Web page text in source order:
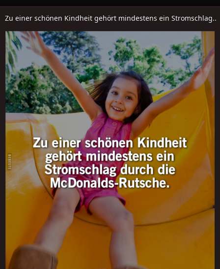
Zu einer schönen Kindheit gehört mindestens ein Stromschlag..